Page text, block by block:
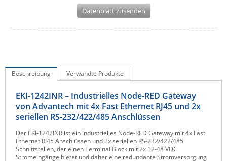
Netio
Power Kingdom
Poynting
Raritan
Riello UPS
Server Technology
Datenblatt zusenden
Beschreibung Verwandte Produkte
EKI-1242INR – Industrielles Node-RED Gateway
von Advantech mit 4x Fast Ethernet RJ45 und 2x
seriellen RS-232/422/485 Anschlüssen
Der EKI-1242INR ist ein industrielles Node-RED Gateway mit 4x Fast
Ethernet RJ45 Anschlüssen und 2x seriellen RS-232/422/485
Schnittstellen, der einen Terminal Block mit 2x 12-48 VDC
Stromeingänge bietet und daher eine redundante Stromversorgung